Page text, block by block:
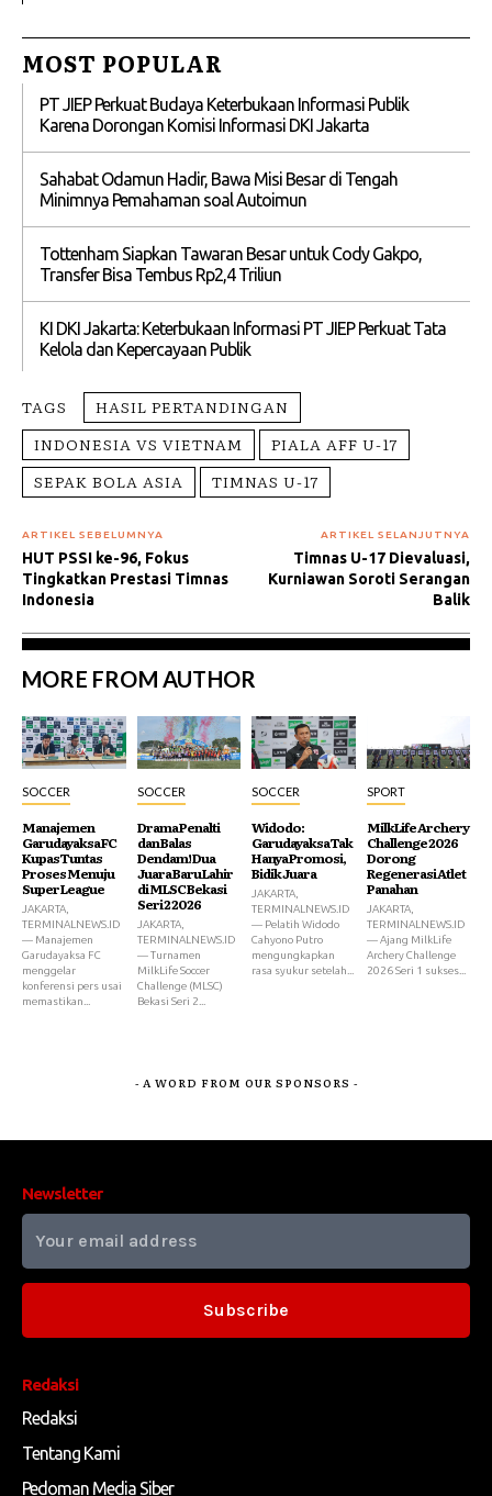
MOST POPULAR
PT JIEP Perkuat Budaya Keterbukaan Informasi Publik
Karena Dorongan Komisi Informasi DKI Jakarta
Sahabat Odamun Hadir, Bawa Misi Besar di Tengah
Minimnya Pemahaman soal Autoimun
Tottenham Siapkan Tawaran Besar untuk Cody Gakpo,
Transfer Bisa Tembus Rp2,4 Triliun
KI DKI Jakarta: Keterbukaan Informasi PT JIEP Perkuat Tata
Kelola dan Kepercayaan Publik
TAGS
HASIL PERTANDINGAN
INDONESIA VS VIETNAM
PIALA AFF U-17
SEPAK BOLA ASIA
TIMNAS U-17
ARTIKEL SEBELUMNYA
HUT PSSI ke-96, Fokus
Tingkatkan Prestasi Timnas
Indonesia
ARTIKEL SELANJUTNYA
Timnas U-17 Dievaluasi,
Kurniawan Soroti Serangan
Balik
MORE FROM AUTHOR
SOCCER
Manajemen
Garudayaksa FC
Kupas Tuntas
Proses Menuju
Super League
JAKARTA,
TERMINALNEWS.ID
— Manajemen
Garudayaksa FC
menggelar
konferensi pers usai
memastikan...
SOCCER
Drama Penalti
dan Balas
Dendam! Dua
Juara Baru Lahir
di MLSC Bekasi
Seri 2 2026
JAKARTA,
TERMINALNEWS.ID
— Turnamen
MilkLife Soccer
Challenge (MLSC)
Bekasi Seri 2...
SOCCER
Widodo:
Garudayaksa Tak
Hanya Promosi,
Bidik Juara
JAKARTA,
TERMINALNEWS.ID
— Pelatih Widodo
Cahyono Putro
mengungkapkan
rasa syukur setelah...
SPORT
MilkLife Archery
Challenge 2026
Dorong
Regenerasi Atlet
Panahan
JAKARTA,
TERMINALNEWS.ID
— Ajang MilkLife
Archery Challenge
2026 Seri 1 sukses...
- A WORD FROM OUR SPONSORS -
Redaksi
Redaksi
Tentang Kami
Pedoman Media Siber
Newsletter
Subscribe